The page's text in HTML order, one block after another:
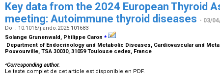
Key data from the 2024 European Thyroid
meeting: Autoimmune thyroid diseases - 03/
Doi : 10.1016/j.ando.2025.101683
Solange Grunenwald, Philippe Caron ⁎
Department of Endocrinology and Metabolic Diseases, Cardiovascular and
Pouvourville, TSA 30030, 31059 Toulouse cedex, France
⁎Corresponding author.
Le texte complet de cet article est disponible en PDF.